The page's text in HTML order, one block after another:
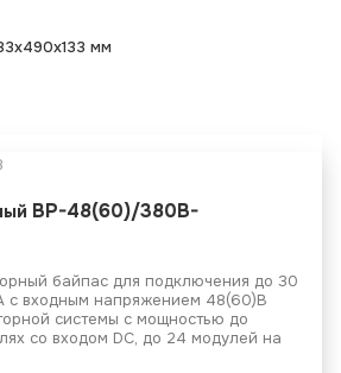
мм
BP-48(60)/380B-
байпас для подключения до 30
с входным напряжением 48(60)В
системы с мощностью до
со входом DC, до 24 модулей на